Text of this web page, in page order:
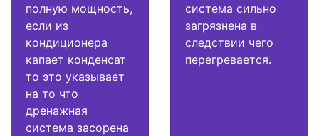
полную мощность,
если из
кондиционера
капает конденсат
то это указывает
на то что
дренажная
система засорена
система сильно
загрязнена в
следствии чего
перегревается.